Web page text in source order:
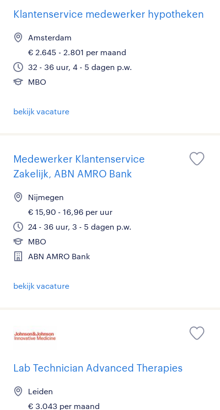
Klantenservice medewerker hypotheken
Amsterdam
€ 2.645 - 2.801 per maand
32 - 36 uur, 4 - 5 dagen p.w.
MBO
bekijk vacature
Medewerker Klantenservice
Zakelijk, ABN AMRO Bank
Nijmegen
€ 15,90 - 16,96 per uur
24 - 36 uur, 3 - 5 dagen p.w.
MBO
ABN AMRO Bank
bekijk vacature
Lab Technician Advanced Therapies
Leiden
€ 3.043 per maand